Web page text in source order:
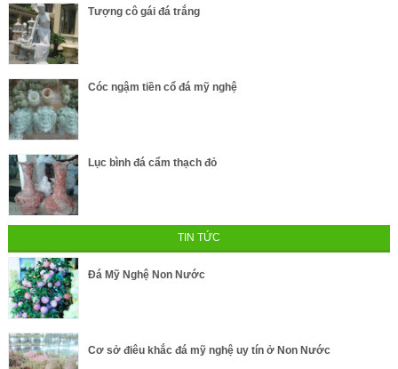
Tượng cô gái đá trắng
Cóc ngậm tiền cổ đá mỹ nghệ
Lục bình đá cẩm thạch đỏ
TIN TỨC
Đá Mỹ Nghệ Non Nước
Cơ sở điêu khắc đá mỹ nghệ uy tín ở Non Nước